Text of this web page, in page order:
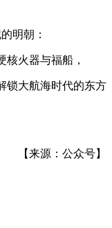
明朝：
核火器与福船，
锁大航海时代的东方
【来源：公众号】